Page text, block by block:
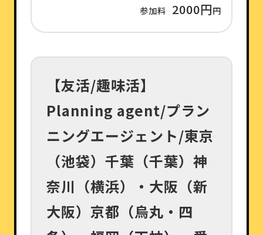
参加料 2000円円
【友活/趣味活】
Planning agent/プラン
ニングエージェント/東京
（池袋）千葉（千葉）神
奈川（横浜）・大阪（新
大阪）京都（烏丸・四